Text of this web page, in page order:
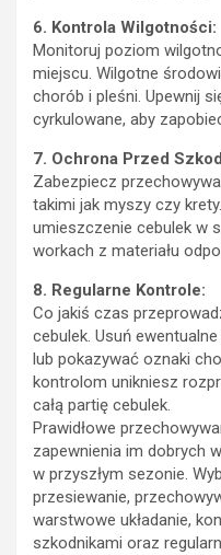
6. Kontrola Wilgotności:
Monitoruj poziom
miejscu. Wilgotne
chorób i pleśni. Upewnij
cyrkulowane, aby
7. Ochrona Przed
Zabezpiecz
takimi jak myszy czy
umieszczenie cebulek w
workach z materiału
8. Regularne Kontrole:
Co jakiś czas
cebulek. Usuń
lub pokazywać oznaki
kontrolom unikniesz
całą partię cebulek.
Prawidłowe
zapewnienia im dobrych
w przyszłym sezonie.
przesiewanie,
warstwowe układanie,
szkodnikami oraz